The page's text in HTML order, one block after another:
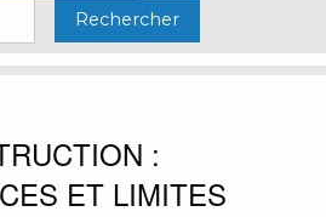
:
ET LIMITES